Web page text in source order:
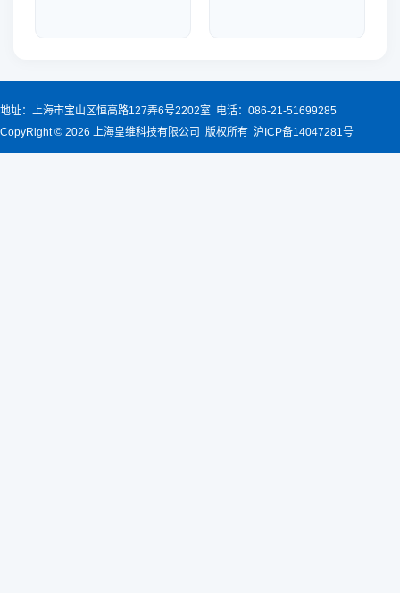
地址：上海市宝山区恒高路127弄6号2202室 电话：086-21-51699285
CopyRight © 2026 上海皇维科技有限公司 版权所有 沪ICP备14047281号